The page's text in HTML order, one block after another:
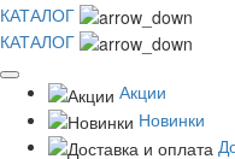
КАТАЛОГ
КАТАЛОГ
Акции
Новинки